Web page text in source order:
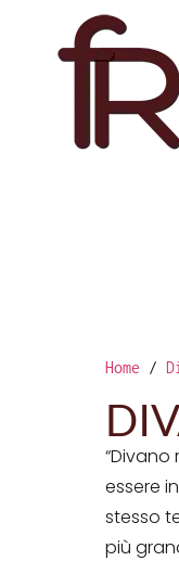
Home /
essere
stesso
più